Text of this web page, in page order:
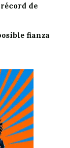
de
fianza